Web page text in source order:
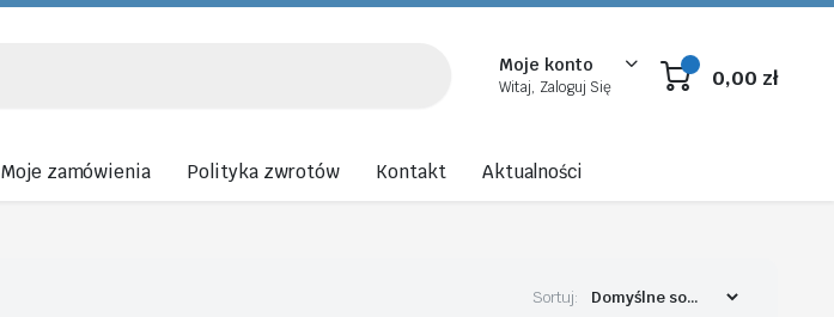
Moje konto
Witaj, Zaloguj Się 0,00 zł
Moje zamówienia Polityka zwrotów Kontakt Aktualności
Sortuj: